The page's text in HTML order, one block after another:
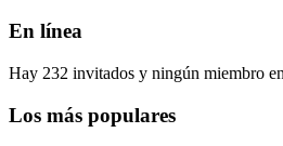
En línea
Hay 232 invitados y ningún miembro
Los más populares